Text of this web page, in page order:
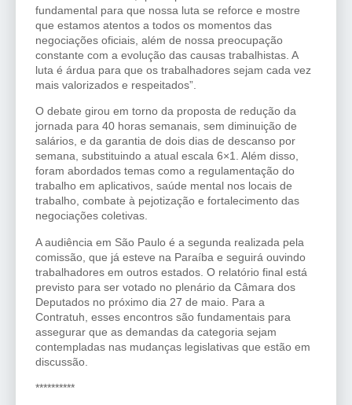
fundamental para que nossa luta se reforce e mostre
que estamos atentos a todos os momentos das
negociações oficiais, além de nossa preocupação
constante com a evolução das causas trabalhistas. A
luta é árdua para que os trabalhadores sejam cada vez
mais valorizados e respeitados”.
O debate girou em torno da proposta de redução da
jornada para 40 horas semanais, sem diminuição de
salários, e da garantia de dois dias de descanso por
semana, substituindo a atual escala 6×1. Além disso,
foram abordados temas como a regulamentação do
trabalho em aplicativos, saúde mental nos locais de
trabalho, combate à pejotização e fortalecimento das
negociações coletivas.
A audiência em São Paulo é a segunda realizada pela
comissão, que já esteve na Paraíba e seguirá ouvindo
trabalhadores em outros estados. O relatório final está
previsto para ser votado no plenário da Câmara dos
Deputados no próximo dia 27 de maio. Para a
Contratuh, esses encontros são fundamentais para
assegurar que as demandas da categoria sejam
contempladas nas mudanças legislativas que estão em
discussão.
**********